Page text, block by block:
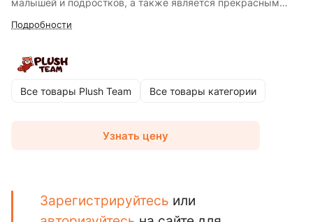
малышей и подростков, а также является прекрасным
выбором для сюрприза близкому человеку. Он изготовлен
приятное тактильное восприятие и антистрессовый эффект
при прикосновении. Мягкая игрушка - это жест заботы и
Подробности
Все товары Plush Team Все товары категории
Узнать цену
Зарегистрируйтесь или